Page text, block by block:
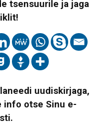
tsensuurile ja jaga
uudiskirjaga,
info otse Sinu e-